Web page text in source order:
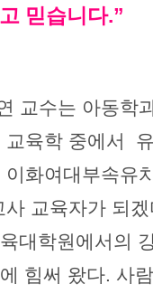
믿습니다.”
교수는 아동학
교육학 중에서
이화여대부속유
사 교육자가 되
대학원에서의
힘써 왔다. 사